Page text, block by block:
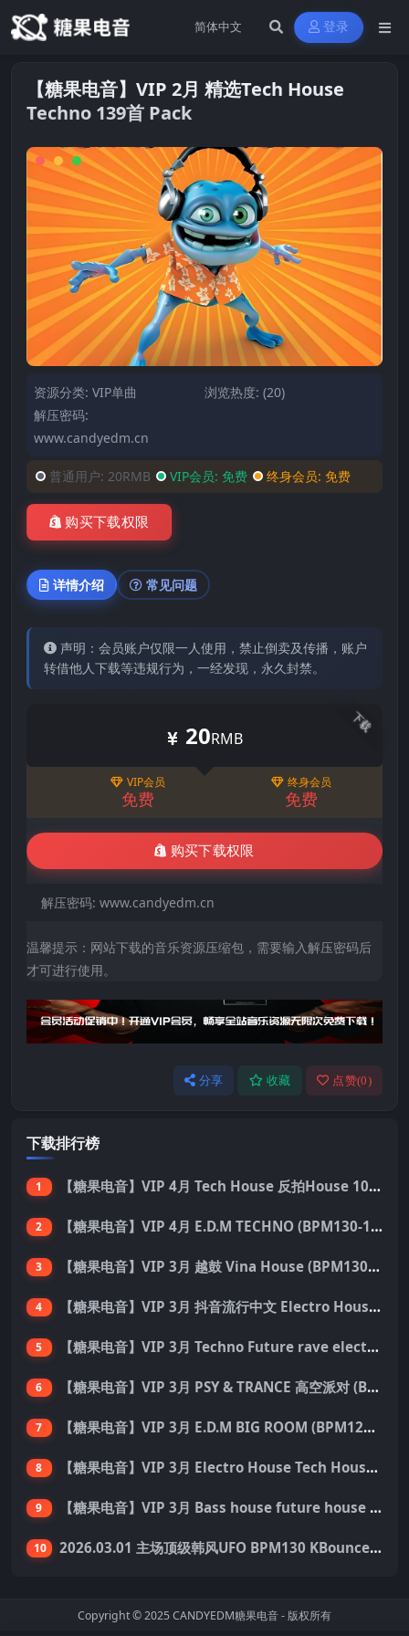
登录
【糖果电音】VIP 2月 精选Tech House
Techno 139首 Pack
资源分类: VIP单曲
浏览热度: (20)
解压密码:
www.candyedm.cn
普通用户: 20RMB VIP会员: 免费 终身会员: 免费
购买下载权限
详情介绍 常见问题
声明：会员账户仅限一人使用，禁止倒卖及传播，账户
转借他人下载等违规行为，一经发现，永久封禁。
下载
20RMB
VIP会员
免费
终身会员
免费
购买下载权限
解压密码: www.candyedm.cn
温馨提示：网站下载的音乐资源压缩包，需要输入解压密码后
才可进行使用。
分享 收藏 点赞(0)
下载排行榜
1 【糖果电音】VIP 4月 Tech House 反拍House 100首 Pack
2 【糖果电音】VIP 4月 E.D.M TECHNO (BPM130-150) 国内外优秀制作人ID 137首 Pack
3 【糖果电音】VIP 3月 越鼓 Vina House (BPM130-140) 33首 Pack
4 【糖果电音】VIP 3月 抖音流行中文 Electro House 227首 Pack
5 【糖果电音】VIP 3月 Techno Future rave electro hard dance 136首 Pack
6 【糖果电音】VIP 3月 PSY & TRANCE 高空派对 (BPM138-150) 55首 Pack
7 【糖果电音】VIP 3月 E.D.M BIG ROOM (BPM128-140) 外网资源 149首 Pack
8 【糖果电音】VIP 3月 Electro House Tech House 200首 Pack
9 【糖果电音】VIP 3月 Bass house future house Tech house 155首 Pack
10 2026.03.01 主场顶级韩风UFO BPM130 KBounce&Techno&House心动派对思路（附点位图）
Copyright © 2025CANDYEDM糖果电音- 版权所有